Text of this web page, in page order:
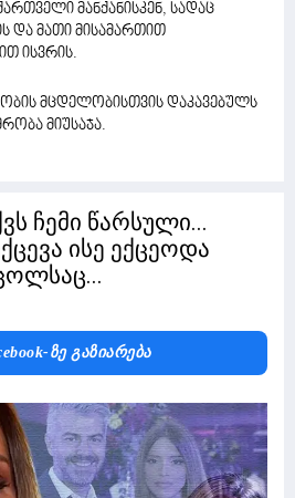
მანქანისკენ, სადაც
და მათი მისამართით
ისვრის.
მცდელობისთვის დაკავებულს
მიუსაჯა.
ჩემი წარსული...
ისე ექცეოდა
Ზე Გაზიარება